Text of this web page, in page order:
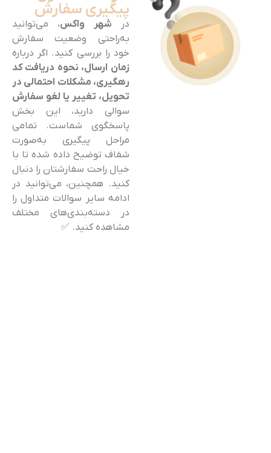
پیگیری سفارش
در شهر واکس، می‌توانید
به‌راحتی وضعیت سفارش
خود را بررسی کنید. اگر درباره
زمان ارسال، نحوه دریافت کد
رهگیری، مشکلات احتمالی در
تحویل، تغییر یا لغو سفارش
سوالی دارید، این بخش
پاسخگوی شماست. تمامی
مراحل پیگیری به‌صورت
شفاف توضیح داده شده تا با
خیال راحت سفارشتان را دنبال
کنید. همچنین، می‌توانید در
ادامه سایر سوالات متداول را
در دسته‌بندی‌های مختلف
مشاهده کنید. ✅